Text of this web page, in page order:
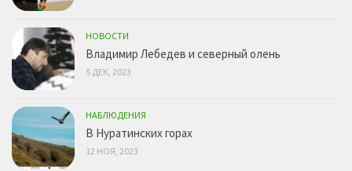
НОВОСТИ
Владимир Лебедев и северный олень
5 ДЕК, 2023
НАБЛЮДЕНИЯ
В Нуратинских горах
12 НОЯ, 2023